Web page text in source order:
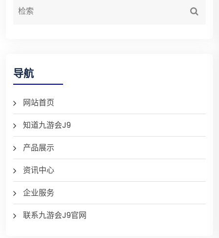
导航
网站首页
知道九游会J9
产品展示
资讯中心
企业服务
联系九游会J9官网